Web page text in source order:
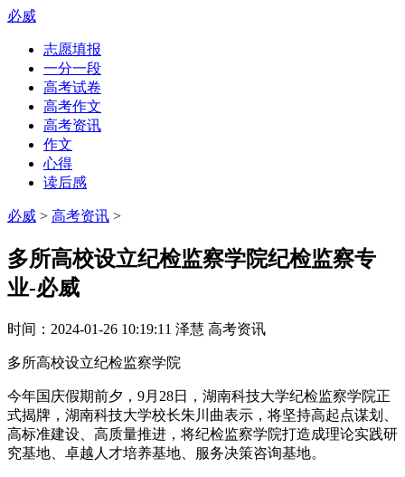
必威
志愿填报
一分一段
高考试卷
高考作文
高考资讯
作文
心得
读后感
必威 > 高考资讯 >
多所高校设立纪检监察学院纪检监察专
业-必威
时间： 2024-01-26 10:19:11 泽慧 高考资讯
多所高校设立纪检监察学院
今年国庆假期前夕，9月28日，湖南科技大学纪检监察学院正
式揭牌，湖南科技大学校长朱川曲表示，将坚持高起点谋划、
高标准建设、高质量推进，将纪检监察学院打造成理论实践研
究基地、卓越人才培养基地、服务决策咨询基地。